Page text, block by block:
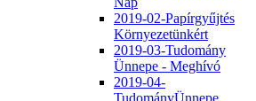
2019-02-Papírgyűjtés
Környezetünkért
2019-03-Tudomány
Ünnepe - Meghívó
2019-04-